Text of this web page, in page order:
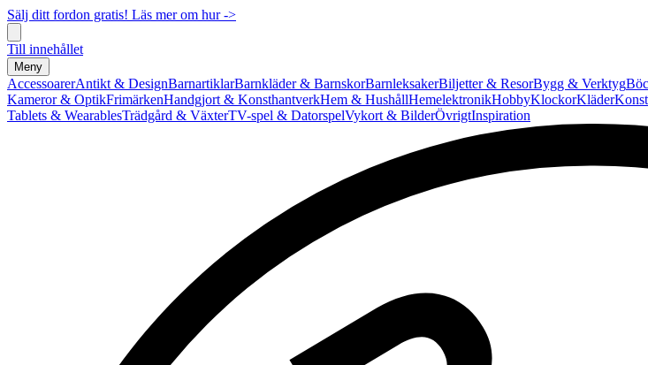
Sälj ditt fordon gratis! Läs mer om hur ->
Till innehållet
Meny
AccessoarerAntikt & DesignBarnartiklarBarnkläder & BarnskorBarnleksakerBiljetter & ResorBygg & Verktyg
Kameror & OptikFrimärkenHandgjort & KonsthantverkHem & HushållHemelektronikHobbyKlockorKläderKonst
Tablets & WearablesTrädgård & VäxterTV-spel & DatorspelVykort & BilderÖvrigtInspiration